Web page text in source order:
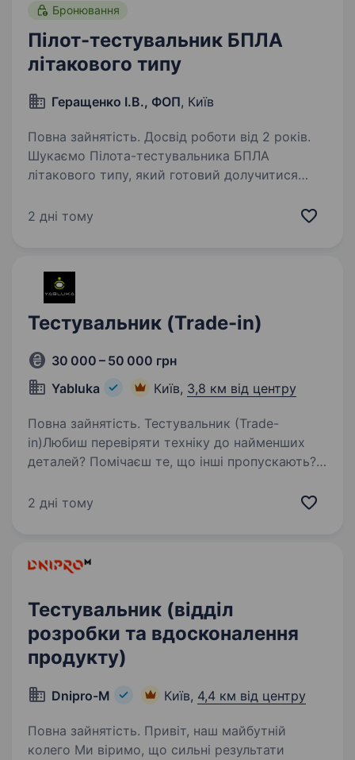
Бронювання
Пілот-тестувальник БПЛА
літакового типу
Геращенко І.В., ФОП, Київ
Повна зайнятість. Досвід роботи від 2 років.
Шукаємо Пілота-тестувальника БПЛА
літакового типу, який готовий долучитися
розробок. Що входить до твоїх обов’язків:
2 дні тому
Тестувальник (Trade-in)
30 000 – 50 000 грн
Yabluka
Київ, 3,8 км від центру
Повна зайнятість. Тестувальник (Trade-
in)Любиш перевіряти техніку до найменших
деталей? Помічаєш те, що інші пропускають?
тестувальника, який буде перевіряти техніку
2 дні тому
Тестувальник (відділ
розробки та вдосконалення
продукту)
Dnipro-M Київ, 4,4 км від центру
Повна зайнятість. Привіт, наш майбутній
колего Ми віримо, що сильні результати